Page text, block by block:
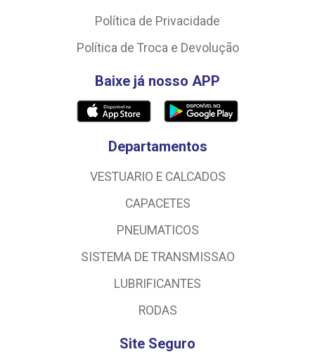
Política de Privacidade
Política de Troca e Devolução
Baixe já nosso APP
Departamentos
VESTUARIO E CALCADOS
CAPACETES
PNEUMATICOS
SISTEMA DE TRANSMISSAO
LUBRIFICANTES
RODAS
Site Seguro